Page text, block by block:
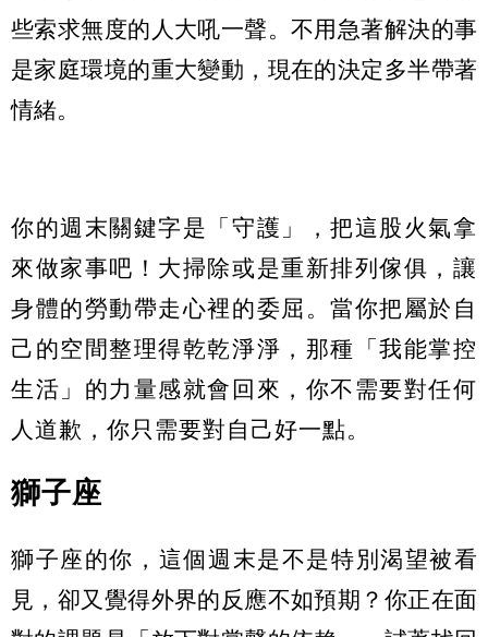
些索求無度的人大吼一聲。不用急著解決的事
是家庭環境的重大變動，現在的決定多半帶著
情緒。
你的週末關鍵字是「守護」，把這股火氣拿
來做家事吧！大掃除或是重新排列傢俱，讓
身體的勞動帶走心裡的委屈。當你把屬於自
己的空間整理得乾乾淨淨，那種「我能掌控
生活」的力量感就會回來，你不需要對任何
人道歉，你只需要對自己好一點。
獅子座
獅子座的你，這個週末是不是特別渴望被看
見，卻又覺得外界的反應不如預期？你正在面